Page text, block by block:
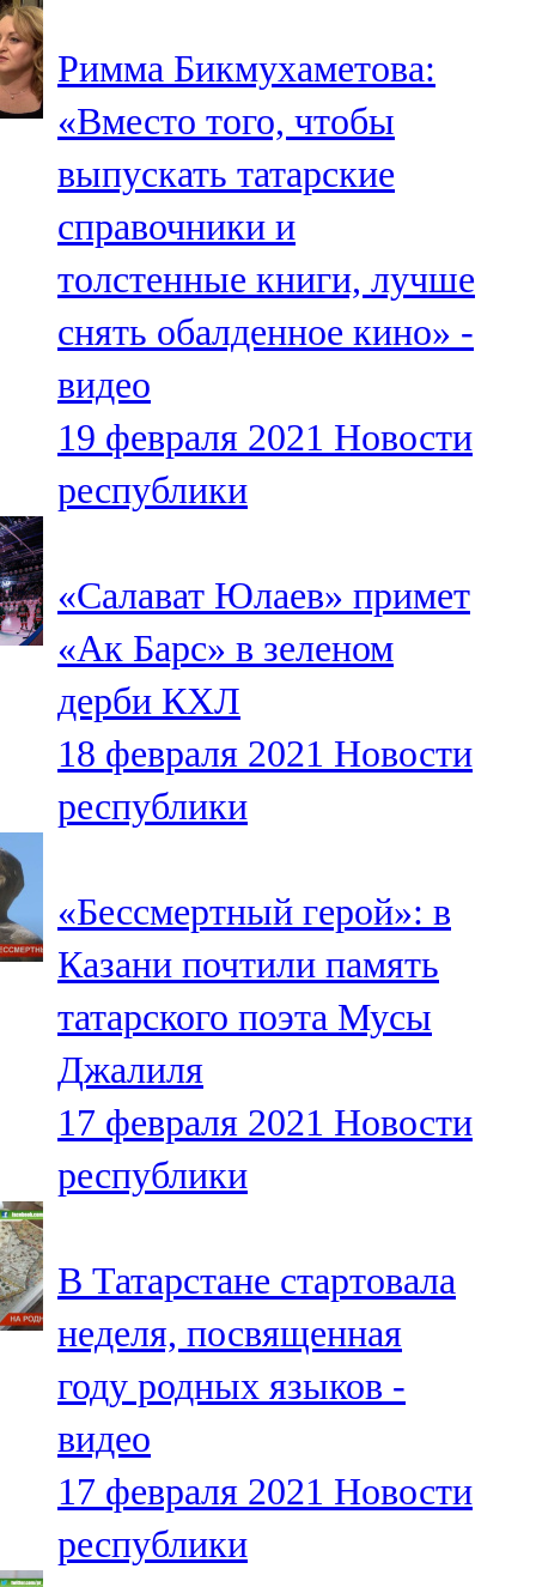
Минзәлә
107,3 FM
Мөслим
100,0 FM
Нурлат
104,7 FM
Олы Әтнә
71,42 FM
Сарман
Теләче
106,1 FM
Түбән Кама
102,6 FM
Чирмешән
Чистай
103,0 FM
Чүпрәле
91,0 FM
Шәмәрдән
102,3 FM
107,0 FM
Яр Чаллы
105,5 FM
Римма Бикмухаметова:
«Вместо того, чтобы
выпускать татарские
справочники и
толстенные книги, лучше
снять обалденное кино» -
видео
19 февраля 2021 Новости
республики
«Салават Юлаев» примет
«Ак Барс» в зеленом
дерби КХЛ
18 февраля 2021 Новости
республики
«Бессмертный герой»: в
Казани почтили память
татарского поэта Мусы
Джалиля
17 февраля 2021 Новости
республики
В Татарстане стартовала
неделя, посвященная
году родных языков -
видео
17 февраля 2021 Новости
республики